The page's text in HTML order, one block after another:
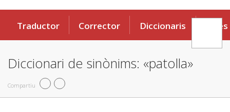
Traductor Corrector Diccionaris Eines
Diccionari de sinònims: «patolla»
Compartiu